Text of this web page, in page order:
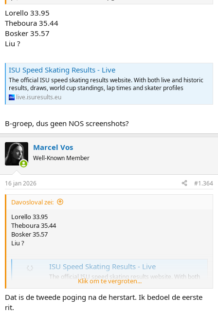
Lorello 33.95
Theboura 35.44
Bosker 35.57
Liu ?
ISU Speed Skating Results - Live
The official ISU speed skating results website. With both live and historic
results, draws, world cup standings, lap times and skater profiles
live.isuresults.eu
B-groep, dus geen NOS screenshots?
Marcel Vos
Well-Known Member
16 jan 2026 #1.364
Davosloval zei:
Lorello 33.95
Theboura 35.44
Bosker 35.57
Liu ?
ISU Speed Skating Results - Live
The official ISU speed skating results website. With both
live and historic results, draws, world cup standings, lap
live.isuresults.eu
Klik om te vergroten...
Dat is de tweede poging na de herstart. Ik bedoel de eerste
rit.